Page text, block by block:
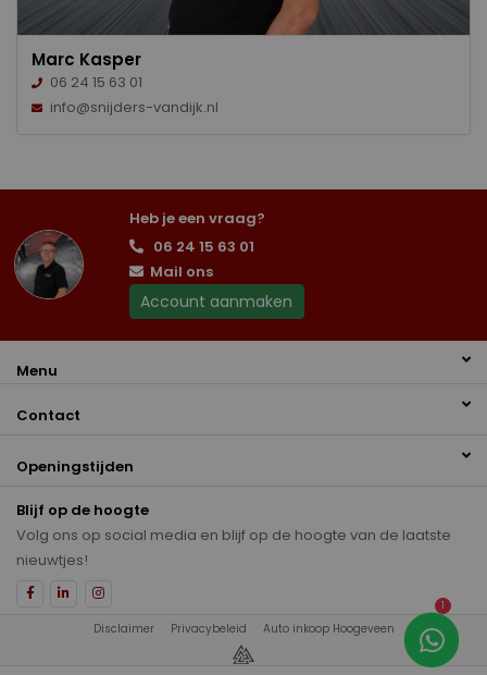
Marc Kasper
06 24 15 63 01
info@snijders-vandijk.nl
Heb je een vraag?
06 24 15 63 01
Mail ons
Account aanmaken
Menu
Contact
Openingstijden
Blijf op de hoogte
Volg ons op social media en blijf op de hoogte van de laatste
nieuwtjes!
Disclaimer Privacybeleid Auto inkoop Hoogeveen
1